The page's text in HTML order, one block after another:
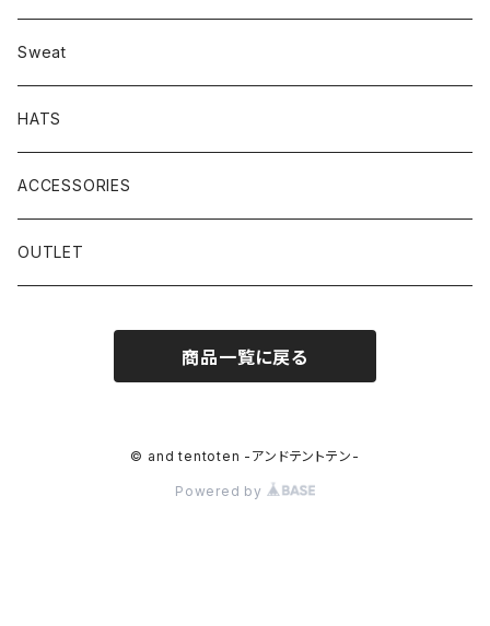
Sweat
HATS
ACCESSORIES
OUTLET
商品一覧に戻る
© and tentoten -アンドテントテン-
Powered by